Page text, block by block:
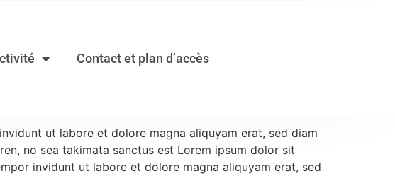
Contact et plan d’accès
ut labore et dolore magna aliquyam erat, sed diam
no sea takimata sanctus est Lorem ipsum dolor sit
invidunt ut labore et dolore magna aliquyam erat, sed